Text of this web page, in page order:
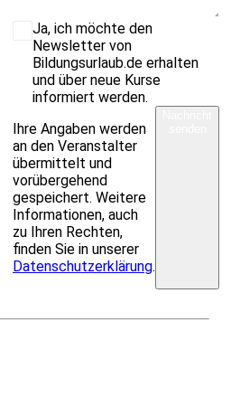
Ja, ich möchte den
Newsletter von
Bildungsurlaub.de erhalten
und über neue Kurse
informiert werden.
Ihre Angaben werden
an den Veranstalter
übermittelt und
vorübergehend
gespeichert. Weitere
Informationen, auch
zu Ihren Rechten,
finden Sie in unserer
Datenschutzerklärung.